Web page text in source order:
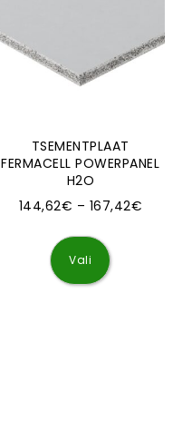
TSEMENTPLAAT
FERMACELL POWERPANEL
H2O
144,62€ – 167,42€
Vali